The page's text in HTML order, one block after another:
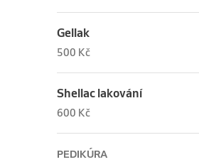
Gellak
500 Kč
Shellac lakování
600 Kč
PEDIKÚRA